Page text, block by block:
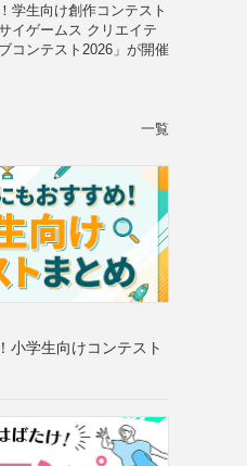
学生向け創作コンテスト
サイゲームス クリエイテ
コンテスト2026」が開催
一覧
小学生向けコンテスト